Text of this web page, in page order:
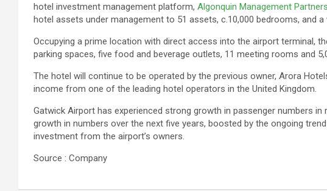
hotel investment management platform, Algonquin Management Partners
hotel assets under management to 51 assets, c.10,000 bedrooms, and a
Occupying a prime location with direct access into the airport terminal,
parking spaces, five food and beverage outlets, 11 meeting rooms and
The hotel will continue to be operated by the previous owner, Arora
income from one of the leading hotel operators in the United Kingdom.
Gatwick Airport has experienced strong growth in passenger numbers
growth in numbers over the next five years, boosted by the ongoing
investment from the airport’s owners.
Source : Company